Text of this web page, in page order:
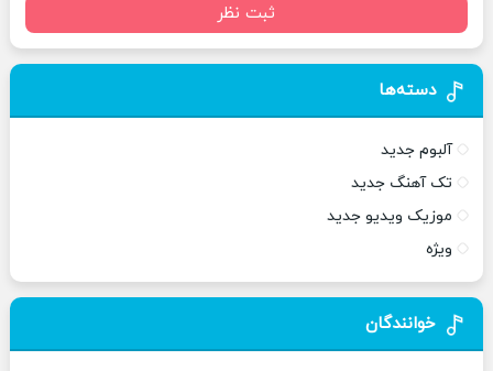
ثبت نظر
دسته‌ها
آلبوم جدید
تک آهنگ جدید
موزیک ویدیو جدید
ویژه
خوانندگان